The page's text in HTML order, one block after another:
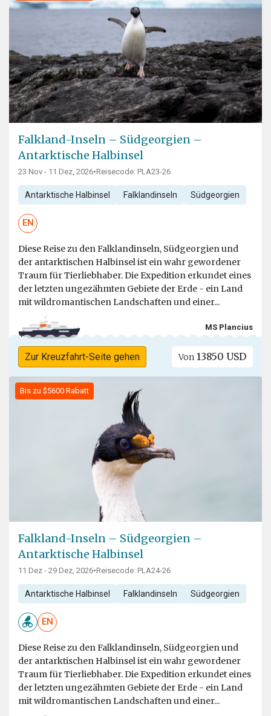
Falkland-Inseln – Südgeorgien –
Antarktische Halbinsel
23 Nov - 11 Dez, 2026•Reisecode: PLA23-26
Antarktische Halbinsel Falklandinseln Südgeorgien
EN
Diese Reise zu den Falklandinseln, Südgeorgien und
der antarktischen Halbinsel ist ein wahr gewordener
Traum für Tierliebhaber. Die Expedition erkundet eines
der letzten ungezähmten Gebiete der Erde - ein Land
mit wildromantischen Landschaften und einer...
MS Plancius
Zur Kreuzfahrt-Seite gehen Von 13850 USD
Bis zu $5600 Rabatt
Falkland-Inseln – Südgeorgien –
Antarktische Halbinsel
11 Dez - 29 Dez, 2026•Reisecode: PLA24-26
Antarktische Halbinsel Falklandinseln Südgeorgien
EN
Diese Reise zu den Falklandinseln, Südgeorgien und
der antarktischen Halbinsel ist ein wahr gewordener
Traum für Tierliebhaber. Die Expedition erkundet eines
der letzten ungezähmten Gebiete der Erde - ein Land
mit wildromantischen Landschaften und einer...